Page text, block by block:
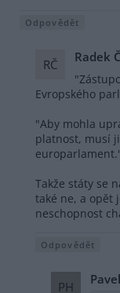
Odpovědět
RČ Radek
Evropského
"Aby mohla
platnost, musí
Takže státy se
také ne, a opět
neschopnost
Odpovědět
PH